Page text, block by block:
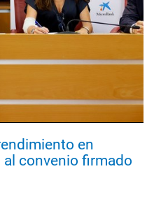
en
convenio firmado